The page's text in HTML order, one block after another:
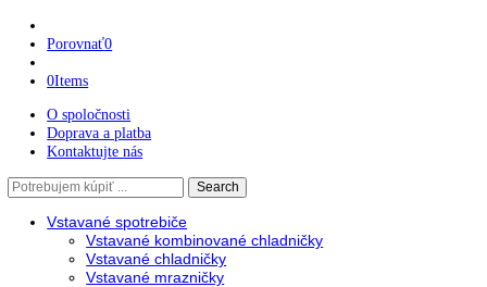
Labozóna
Porovnať0
0Items
O spoločnosti
Kontaktujte nás
Search